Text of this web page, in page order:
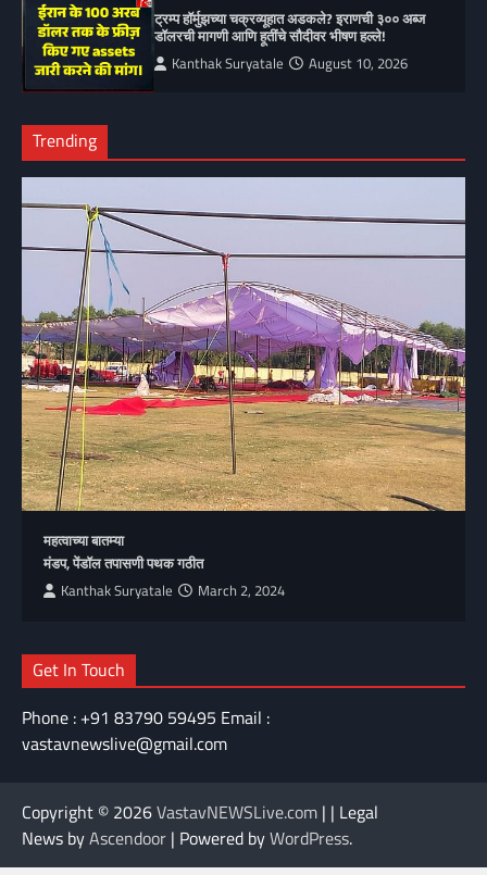
ट्रम्प हॉर्मुझच्या चक्रव्यूहात अडकले? इराणची ३०० अब्ज
डॉलरची मागणी आणि हूतींचे सौदीवर भीषण हल्ले!
Kanthak Suryatale August 10, 2026
Trending
महत्वाच्या बातम्या
मंडप, पेंडॉल तपासणी पथक गठीत
Kanthak Suryatale March 2, 2024
Get In Touch
Phone : +91 83790 59495 Email :
vastavnewslive@gmail.com
Copyright © 2026VastavNEWSLive.com | | Legal
News byAscendoor | Powered byWordPress.